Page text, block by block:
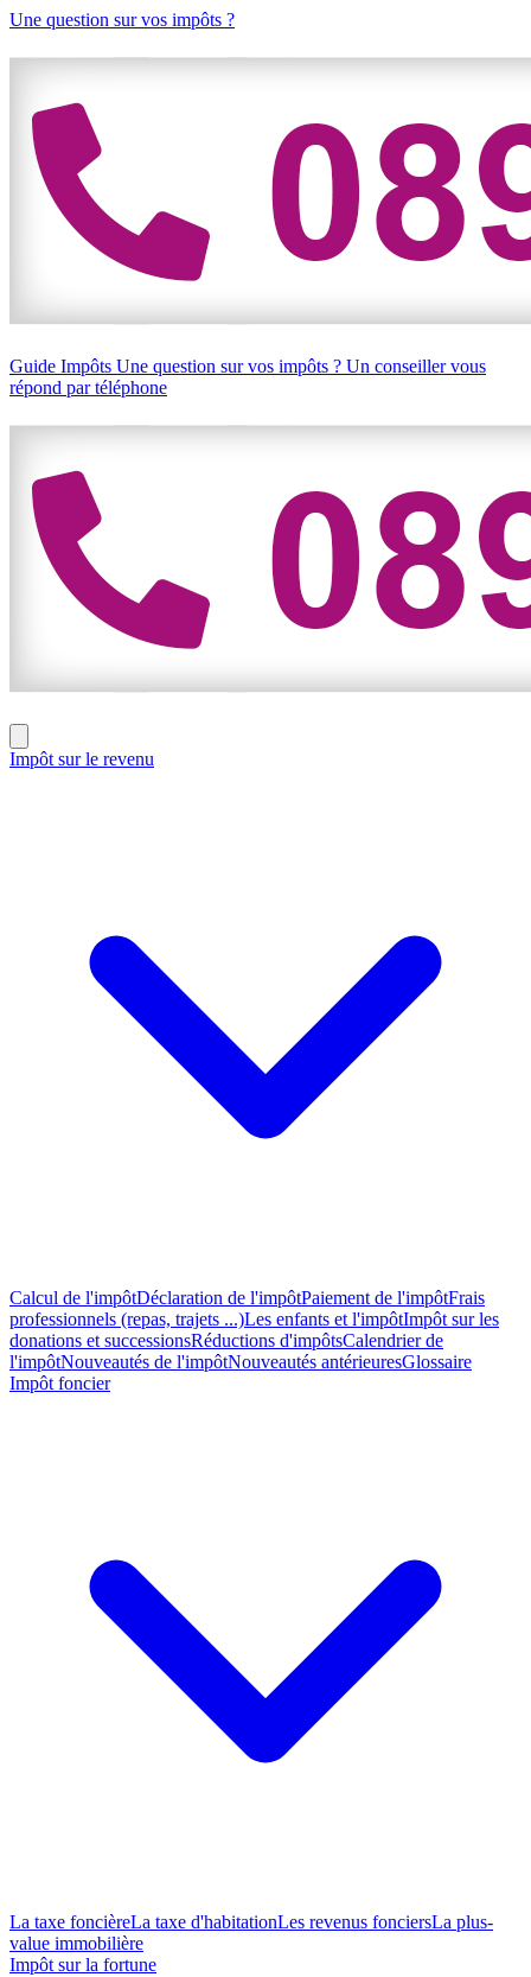
Une question sur vos impôts ?
Guide Impôts Une question sur vos impôts ? Un conseiller vous
répond par téléphone
Impôt sur le revenu
Calcul de l'impôtDéclaration de l'impôtPaiement de l'impôtFrais
professionnels (repas, trajets ...)Les enfants et l'impôtImpôt sur les
donations et successionsRéductions d'impôtsCalendrier de
l'impôtNouveautés de l'impôtNouveautés antérieuresGlossaire
Impôt foncier
La taxe foncièreLa taxe d'habitationLes revenus fonciersLa plus-
value immobilière
Impôt sur la fortune